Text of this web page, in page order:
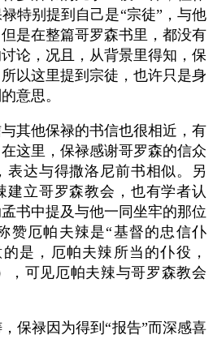
特别提到自己是“宗徒”，与他
是在整篇哥罗森书里，都没有
论，况且，从背景里得知，保
以这里提到宗徒，也许只是身
意思。
其他保禄的书信也很相近，有
这里，保禄感谢哥罗森的信众
表达与得撒洛尼前书相似。另
建立哥罗森教会，也有学者认
书中提及与他一同坐牢的那位
赞厄帕夫辣是“基督的忠信仆
是，厄帕夫辣所当的仆役，
，可见厄帕夫辣与哥罗森教会
保禄因为得到“报告”而深感喜